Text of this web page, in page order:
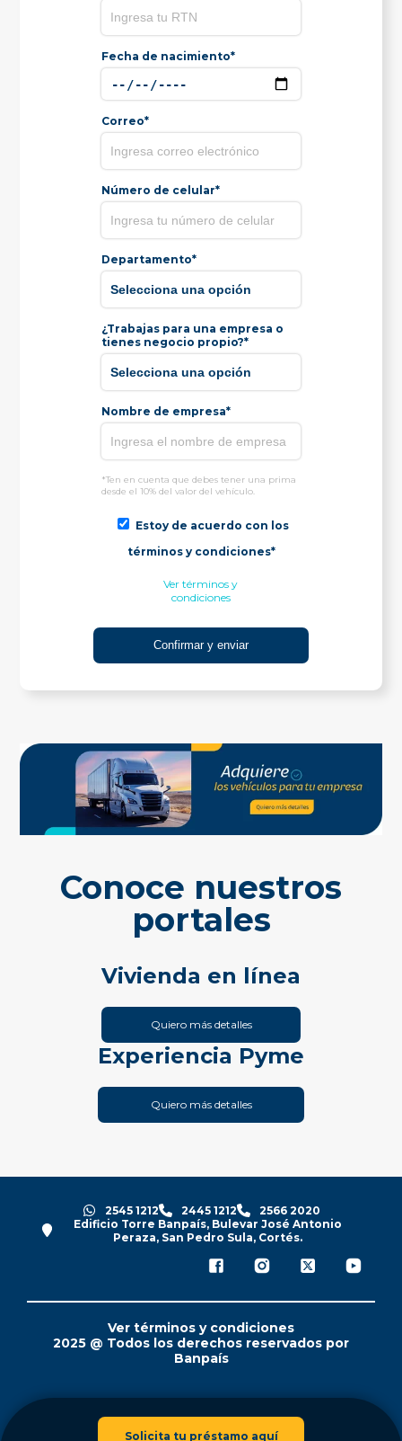
Solicita tu préstamo aquí
Fecha de nacimiento*
Correo*
Número de celular*
Departamento*
¿Trabajas para una empresa o
tienes negocio propio?*
Nombre de empresa*
*Ten en cuenta que debes tener una prima
desde el 10% del valor del vehículo.
Estoy de acuerdo con los
términos y condiciones*
Ver términos y
condiciones
Conoce nuestros
portales
Vivienda en línea
Quiero más detalles
Experiencia Pyme
Quiero más detalles
2545 1212 2445 1212
2566 2020
Edificio Torre Banpaís, Bulevar José Antonio
Peraza, San Pedro Sula, Cortés.
Ver términos y condiciones
2025 @ Todos los derechos reservados por
Banpaís